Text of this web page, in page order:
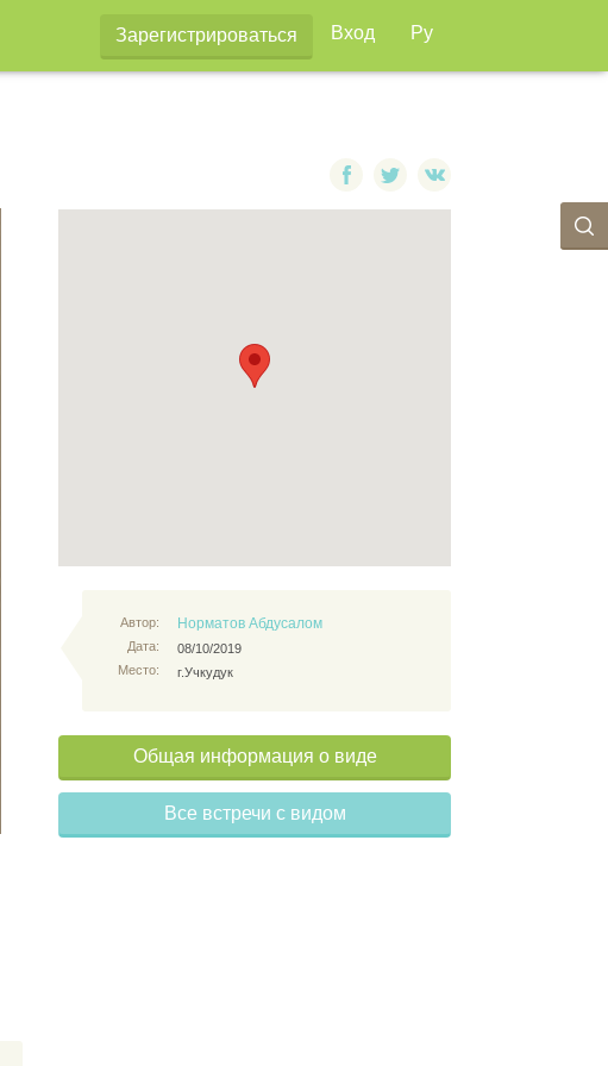
Зарегистрироваться Вход Ру
Автор:
Дата:
Место:
Норматов Абдусалом
08/10/2019
г.Учкудук
Общая информация о виде
Все встречи с видом